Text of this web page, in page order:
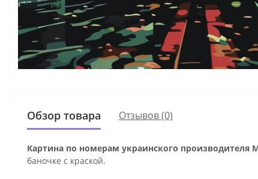
Обзор товара Отзывов (0)
Картина по номерам украинского производителя
баночке с краской.